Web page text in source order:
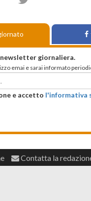
giornaliera.
emai e sarai informato
e accetto l'informativa
Contatta la